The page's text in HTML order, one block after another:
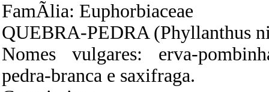
FamÃ­lia: Euphorbiaceae
QUEBRA-PEDRA (Phyllanthus
Nomes vulgares: erva-
pedra-branca e saxifraga.